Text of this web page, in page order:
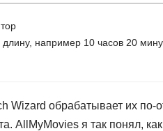
например 10 часов 20
обрабатывает их по-
AllMyMovies я так понял,